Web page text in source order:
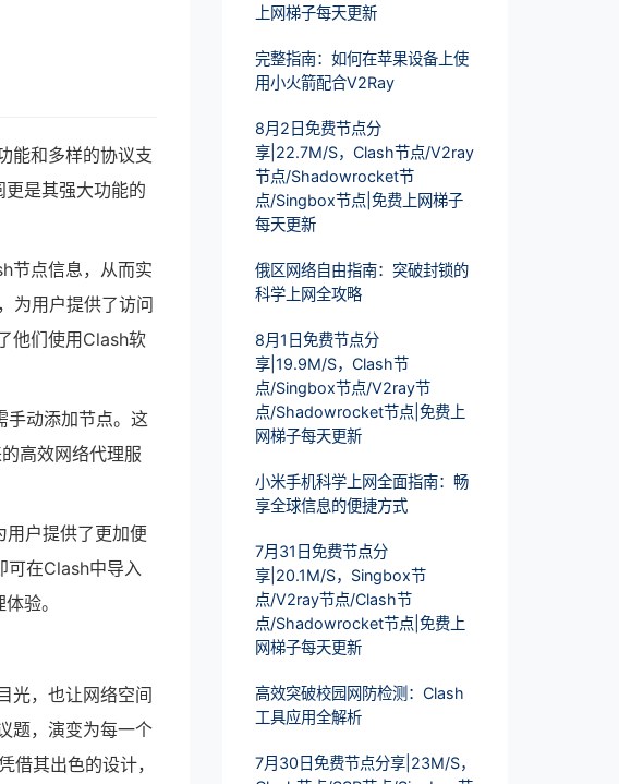
能和多样的协议支
是其强大功能的
节点信息，从而实
为用户提供了访问
他们使用Clash软
手动添加节点。这
高效网络代理服
用户提供了更加便
可在Clash中导入
验。
光，也让网络空间
题，演变为每一个
其出色的设计，
上网梯子每天更新
完整指南：如何在苹果设备上使
用小火箭配合V2Ray
8月2日免费节点分
享|22.7M/S，Clash节点/V2ray
节点/Shadowrocket节
点/Singbox节点|免费上网梯子
每天更新
俄区网络自由指南：突破封锁的
科学上网全攻略
8月1日免费节点分
享|19.9M/S，Clash节
点/Singbox节点/V2ray节
点/Shadowrocket节点|免费上
网梯子每天更新
小米手机科学上网全面指南：畅
享全球信息的便捷方式
7月31日免费节点分
享|20.1M/S，Singbox节
点/V2ray节点/Clash节
点/Shadowrocket节点|免费上
网梯子每天更新
高效突破校园网防检测：Clash
工具应用全解析
7月30日免费节点分享|23M/S，